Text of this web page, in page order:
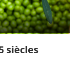
siècles